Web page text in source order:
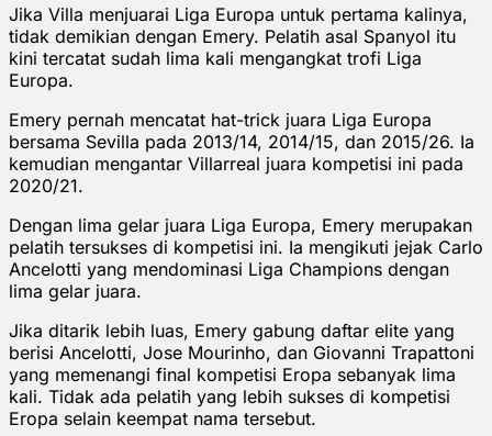
Jika Villa menjuarai Liga Europa untuk pertama kalinya,
tidak demikian dengan Emery. Pelatih asal Spanyol itu
kini tercatat sudah lima kali mengangkat trofi Liga
Europa.
Emery pernah mencatat hat-trick juara Liga Europa
bersama Sevilla pada 2013/14, 2014/15, dan 2015/26. Ia
kemudian mengantar Villarreal juara kompetisi ini pada
2020/21.
Dengan lima gelar juara Liga Europa, Emery merupakan
pelatih tersukses di kompetisi ini. Ia mengikuti jejak Carlo
Ancelotti yang mendominasi Liga Champions dengan
lima gelar juara.
Jika ditarik lebih luas, Emery gabung daftar elite yang
berisi Ancelotti, Jose Mourinho, dan Giovanni Trapattoni
yang memenangi final kompetisi Eropa sebanyak lima
kali. Tidak ada pelatih yang lebih sukses di kompetisi
Eropa selain keempat nama tersebut.